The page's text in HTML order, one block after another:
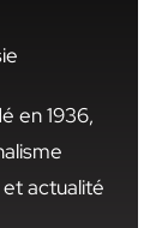
en 1936,
actualité